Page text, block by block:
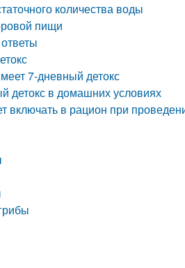
количества воды
пищи
7-дневный детокс
детокс в домашних условиях
включать в рацион при